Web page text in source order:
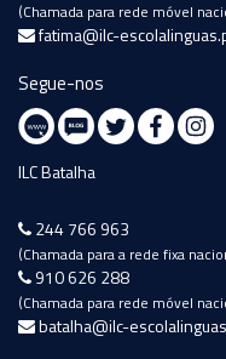
(Chamada para rede móvel
fatima@ilc-
Segue-nos
ILC Batalha
244 766 963
(Chamada para a rede fixa
910 626 288
(Chamada para rede móvel
batalha@ilc-